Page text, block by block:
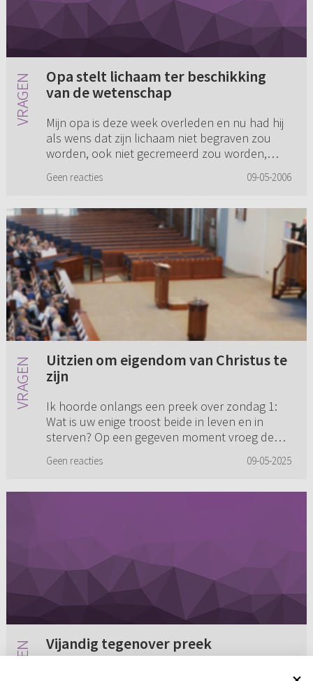
Opa stelt lichaam ter beschikking
van de wetenschap
Mijn opa is deze week overleden en nu had hij
als wens dat zijn lichaam niet begraven zou
worden, ook niet gecremeerd zou worden,
wetenschap moet worden ge...
Geen reacties 09-05-2006
Uitzien om eigendom van Christus te
zijn
Ik hoorde onlangs een preek over zondag 1:
Wat is uw enige troost beide in leven en in
sterven? Op een gegeven moment vroeg de
waren die niet durfden te zegge...
Geen reacties 09-05-2025
Vijandig tegenover preek